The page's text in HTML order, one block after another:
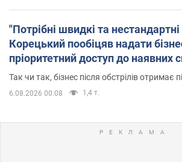
"Потрібні швидкі та нестандартні
Корецький пообіцяв надати
пріоритетний доступ до наявних
приміщень
Так чи так, бізнес після обстрілів отримає
6.08.2026 00:08 1,4 т.